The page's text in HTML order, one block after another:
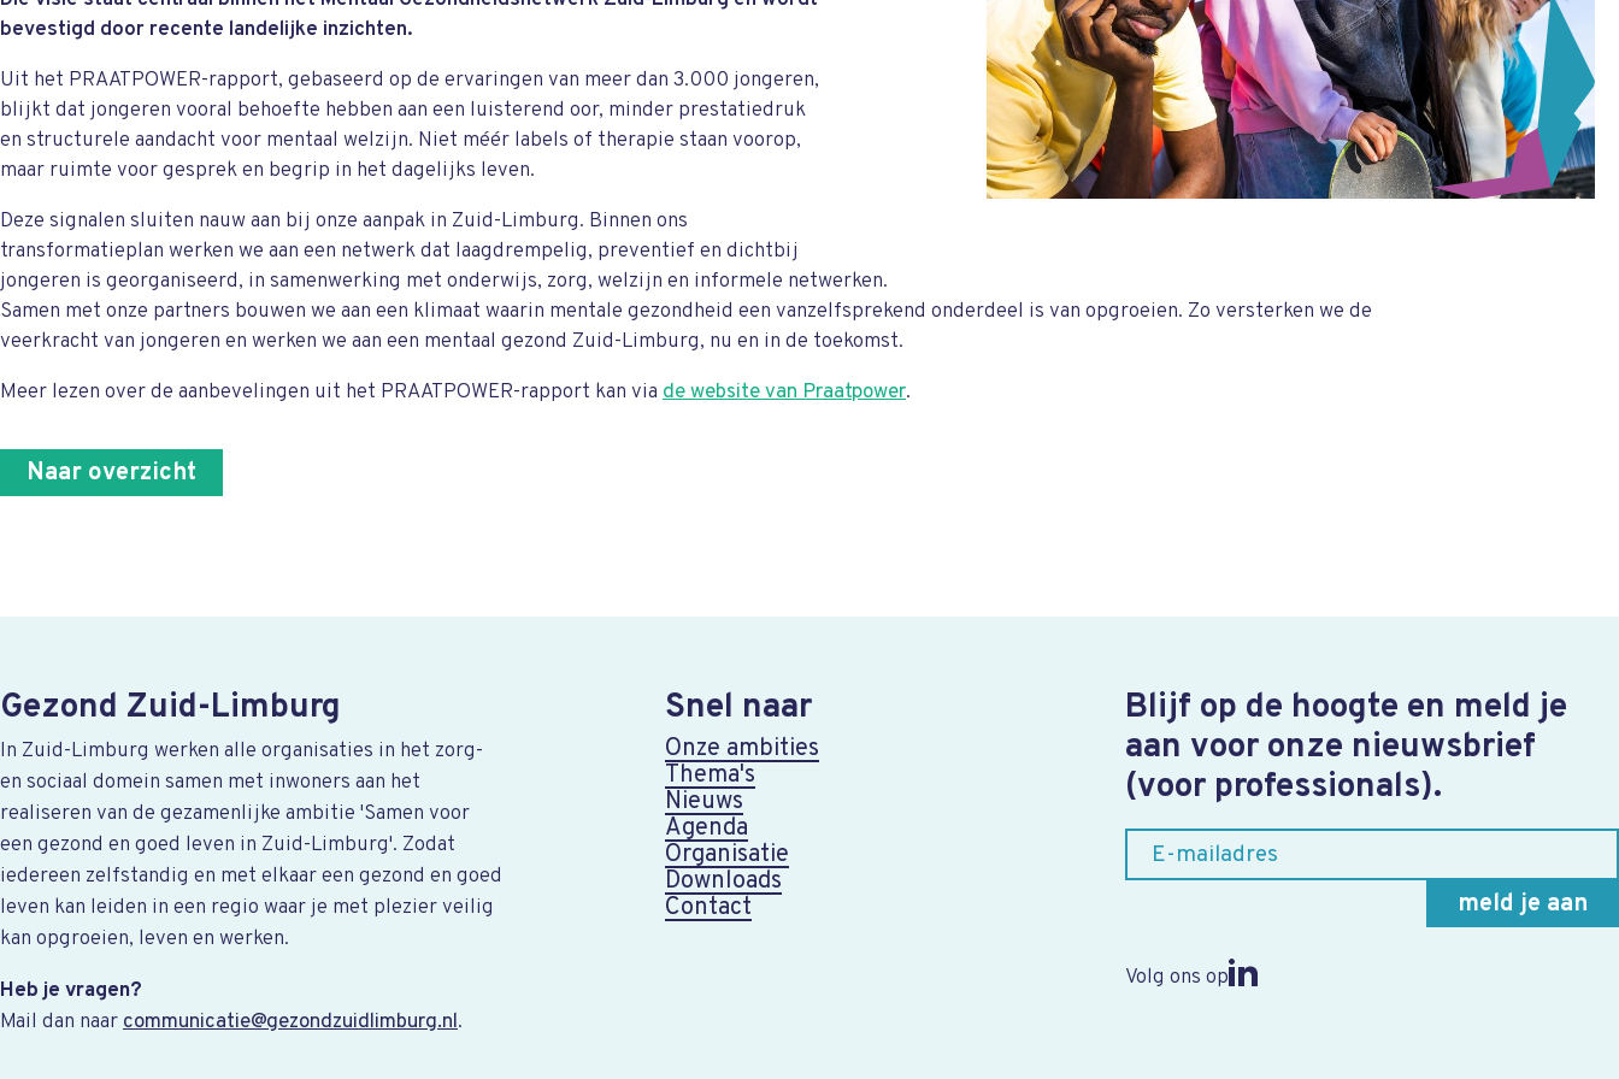
bevestigd door recente landelijke inzichten.
Uit het PRAATPOWER-rapport, gebaseerd op de ervaringen van meer dan 3.000 jongeren,
blijkt dat jongeren vooral behoefte hebben aan een luisterend oor, minder prestatiedruk
en structurele aandacht voor mentaal welzijn. Niet méér labels of therapie staan voorop,
maar ruimte voor gesprek en begrip in het dagelijks leven.
Deze signalen sluiten nauw aan bij onze aanpak in Zuid-Limburg. Binnen ons
transformatieplan werken we aan een netwerk dat laagdrempelig, preventief en dichtbij
jongeren is georganiseerd, in samenwerking met onderwijs, zorg, welzijn en informele netwerken.
Samen met onze partners bouwen we aan een klimaat waarin mentale gezondheid een vanzelfsprekend onderdeel is van opgroeien. Zo versterken we de
veerkracht van jongeren en werken we aan een mentaal gezond Zuid-Limburg, nu en in de toekomst.
Meer lezen over de aanbevelingen uit het PRAATPOWER-rapport kan via de website van Praatpower.
Naar overzicht
Gezond Zuid-Limburg
In Zuid-Limburg werken alle organisaties in het zorg-
en sociaal domein samen met inwoners aan het
realiseren van de gezamenlijke ambitie 'Samen voor
een gezond en goed leven in Zuid-Limburg'. Zodat
iedereen zelfstandig en met elkaar een gezond en goed
leven kan leiden in een regio waar je met plezier veilig
kan opgroeien, leven en werken.
Heb je vragen?
Mail dan naarcommunicatie@gezondzuidlimburg.nl.
Snel naar
Onze ambities
Thema's
Nieuws
Agenda
Organisatie
Downloads
Contact
Blijf op de hoogte en meld je
aan voor onze nieuwsbrief
(voor professionals).
Volg ons op